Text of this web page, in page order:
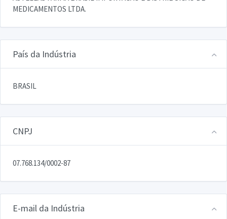
MEDICAMENTOS LTDA.
País da Indústria
BRASIL
CNPJ
07.768.134/0002-87
E-mail da Indústria